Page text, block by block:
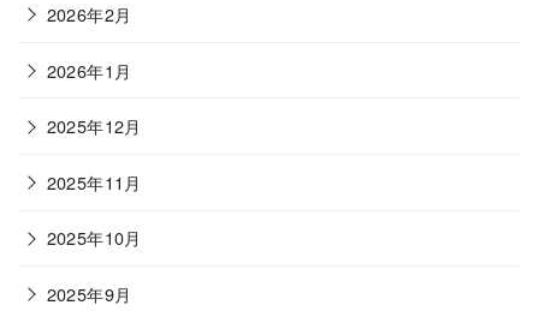
2026年2月
2026年1月
2025年12月
2025年11月
2025年10月
2025年9月